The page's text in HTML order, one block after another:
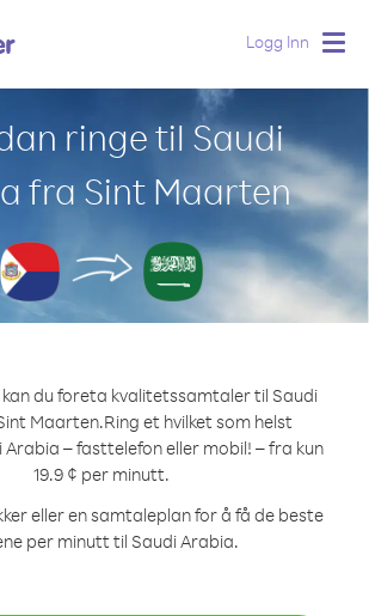
Logg Inn
ringe til Saudi
fra Sint Maarten
kan du foreta kvalitetssamtaler til Saudi
Maarten.Ring et hvilket som helst
Arabia – fasttelefon eller mobil! – fra kun
19.9 ¢ per minutt.
eller en samtaleplan for å få de beste
per minutt til Saudi Arabia.